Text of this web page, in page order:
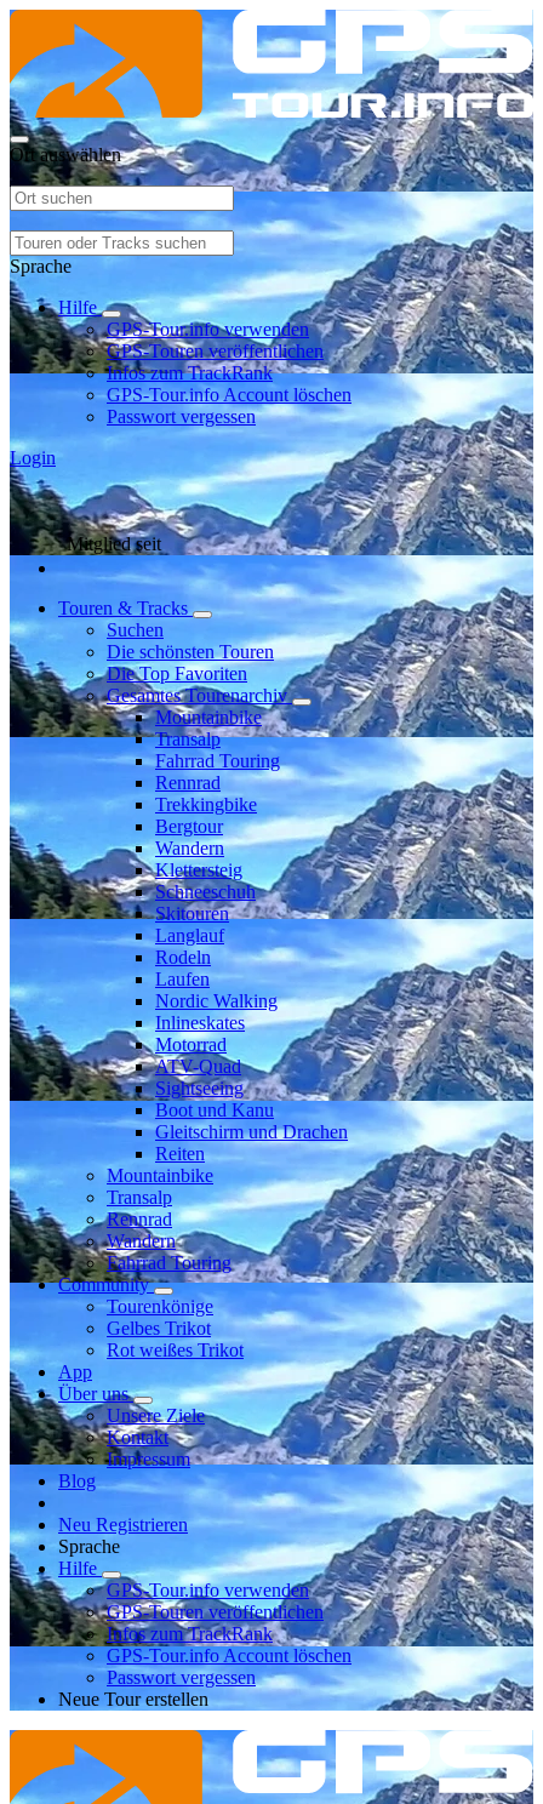
Ort auswählen
Sprache
Hilfe
GPS-Tour.info verwenden
GPS-Touren veröffentlichen
Infos zum TrackRank
GPS-Tour.info Account löschen
Passwort vergessen
Login
Mitglied seit
Touren & Tracks
Suchen
Die schönsten Touren
Die Top Favoriten
Gesamtes Tourenarchiv
Mountainbike
Transalp
Fahrrad Touring
Rennrad
Trekkingbike
Bergtour
Wandern
Klettersteig
Schneeschuh
Skitouren
Langlauf
Rodeln
Laufen
Nordic Walking
Inlineskates
Motorrad
ATV-Quad
Sightseeing
Boot und Kanu
Gleitschirm und Drachen
Reiten
Mountainbike
Transalp
Rennrad
Wandern
Fahrrad Touring
Community
Tourenkönige
Gelbes Trikot
Rot weißes Trikot
App
Über uns
Unsere Ziele
Kontakt
Impressum
Blog
Neu Registrieren
Sprache
Hilfe
GPS-Tour.info verwenden
GPS-Touren veröffentlichen
Infos zum TrackRank
GPS-Tour.info Account löschen
Passwort vergessen
Neue Tour erstellen